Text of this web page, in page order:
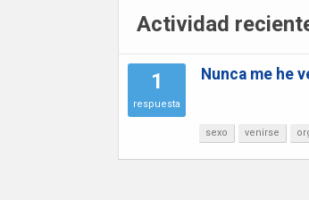
Actividad
1
respuesta
Nunca me he
sexo venirse